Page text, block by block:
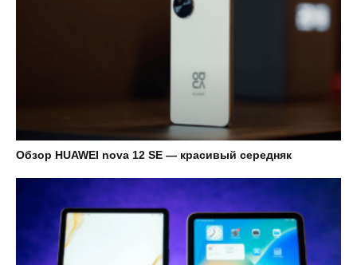
Обзор HUAWEI nova 12 SE — красивый середняк